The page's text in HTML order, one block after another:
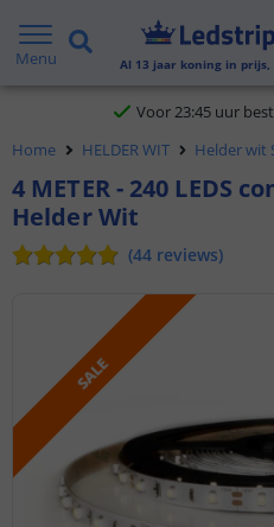
Menu Al 13 jaar koning in
Voor 23:45 uur
Home
HELDER WIT Helder wit
4 METER - 240 LEDS
Helder Wit
(44 reviews)
SALE